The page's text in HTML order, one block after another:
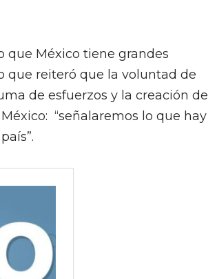
que México tiene grandes
que reiteró que la voluntad de
de esfuerzos y la creación de
“señalaremos lo que hay